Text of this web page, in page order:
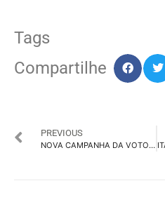
Tags
Compartilhe
PREVIOUS
NOVA CAMPANHA DA VOTORANTIM CIMENTOS GANHA REFORÇO DE CRAQUES DAS REDES SOCIAIS